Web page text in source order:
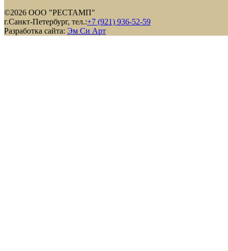
©2026 ООО "РЕСТАМП"
г.Санкт-Петербург, тел.:+7 (921) 936-52-59
Разработка сайта: Эм Си Арт